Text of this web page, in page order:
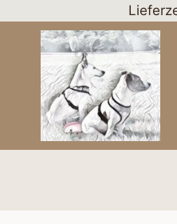
springen